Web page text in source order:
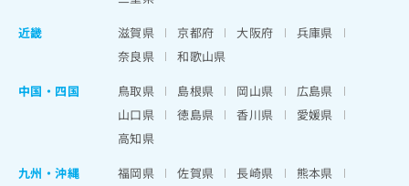
近畿
滋賀県 京都府 大阪府
兵庫県
奈良県
和歌山県
中国・四国
鳥取県 島根県 岡山県
広島県
山口県
徳島県 香川県
愛媛県
高知県
九州・沖縄
福岡県 佐賀県 長崎県
熊本県